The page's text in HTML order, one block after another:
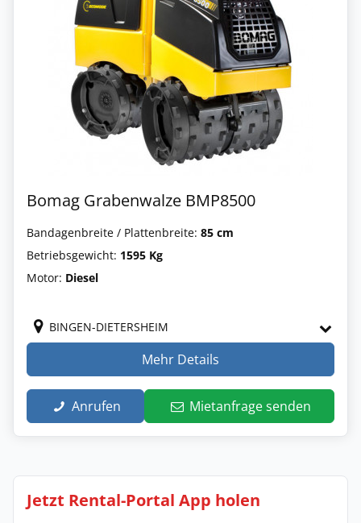
Bomag Grabenwalze BMP8500
Bandagenbreite / Plattenbreite: 85 cm
Betriebsgewicht: 1595 Kg
Motor: Diesel
BINGEN-DIETERSHEIM
Mehr Details
Anrufen Mietanfrage senden
Jetzt Rental-Portal App holen